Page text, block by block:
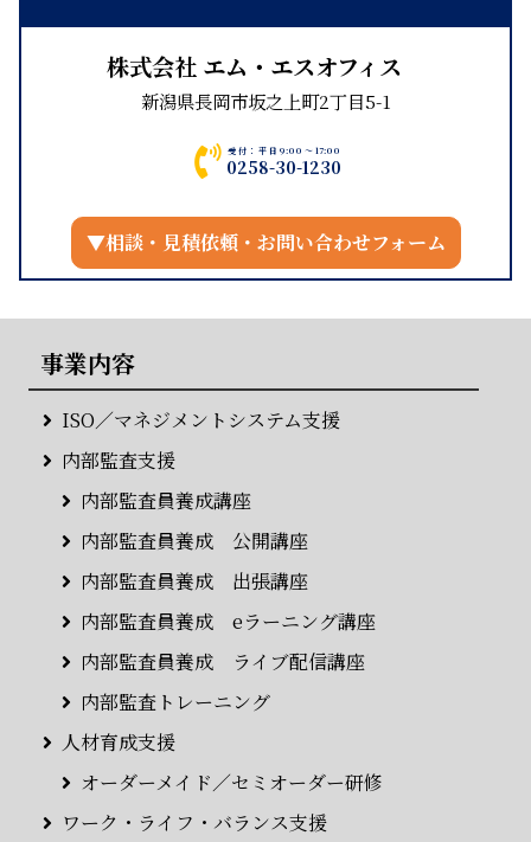
株式会社 エム・エスオフィス
新潟県長岡市坂之上町2丁目5-1
0258-30-1230
受付：平日9:00～17:00
▼相談・見積依頼・お問い合わせフォーム
事業内容
ISO／マネジメントシステム支援
内部監査支援
内部監査員養成講座
内部監査員養成 公開講座
内部監査員養成 出張講座
内部監査員養成 eラーニング講座
内部監査員養成 ライブ配信講座
内部監査トレーニング
人材育成支援
オーダーメイド／セミオーダー研修
ワーク・ライフ・バランス支援